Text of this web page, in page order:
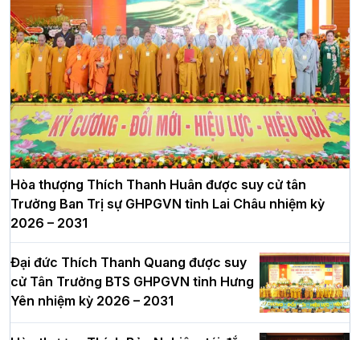
Hòa thượng Thích Thanh Huân được suy cử tân
Trưởng Ban Trị sự GHPGVN tỉnh Lai Châu nhiệm kỳ
2026 – 2031
Đại đức Thích Thanh Quang được suy
cử Tân Trưởng BTS GHPGVN tỉnh Hưng
Yên nhiệm kỳ 2026 – 2031